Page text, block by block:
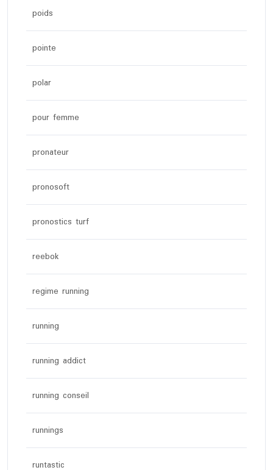
poids
pointe
polar
pour femme
pronateur
pronosoft
pronostics turf
reebok
regime running
running
running addict
running conseil
runnings
runtastic